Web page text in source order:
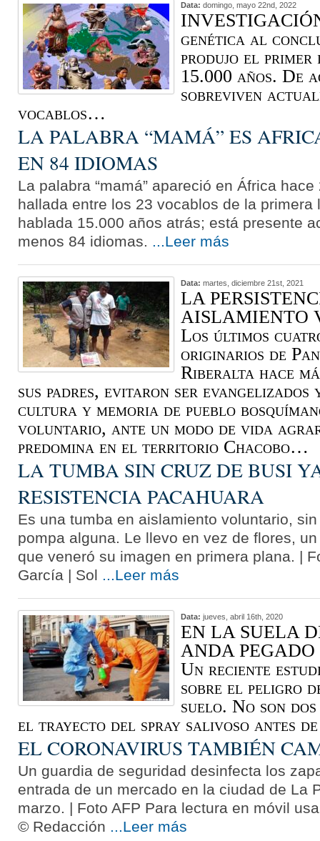
Data: domingo, mayo 22nd, 2022
genética al
produjo el primer
15.000 años. De
sobreviven
vocablos…
LA PALABRA “MAMÁ” ES
EN 84 IDIOMAS
La palabra “mamá” apareció en África
hallada entre los 23 vocablos de la primera
hablada 15.000 años atrás; está presente
menos 84 idiomas. ...Leer más
Data: martes, diciembre 21st, 2021
LA
AISLAMIENTO
Los últimos
originarios de
Riberalta hace
sus padres, evitaron ser evangelizados
cultura y memoria de pueblo
voluntario, ante un modo de vida
predomina en el territorio Chacobo…
LA TUMBA SIN CRUZ DE BUSI
RESISTENCIA PACAHUARA
Es una tumba en aislamiento voluntario,
pompa alguna. Le llevo en vez de flores,
que veneró su imagen en primera plana. |
García | Sol ...Leer más
Data: jueves, abril 16th, 2020
EN LA SUELA
ANDA
Un reciente
sobre el peligro
suelo. No son
el trayecto del spray salivoso antes
EL CORONAVIRUS TAMBIÉN
Un guardia de seguridad desinfecta los
entrada de un mercado en la ciudad de La
marzo. | Foto AFP Para lectura en móvil
© Redacción ...Leer más